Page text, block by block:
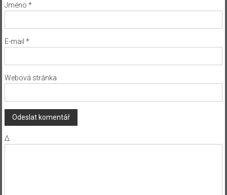
Jméno *
E-mail *
Webová stránka
Δ